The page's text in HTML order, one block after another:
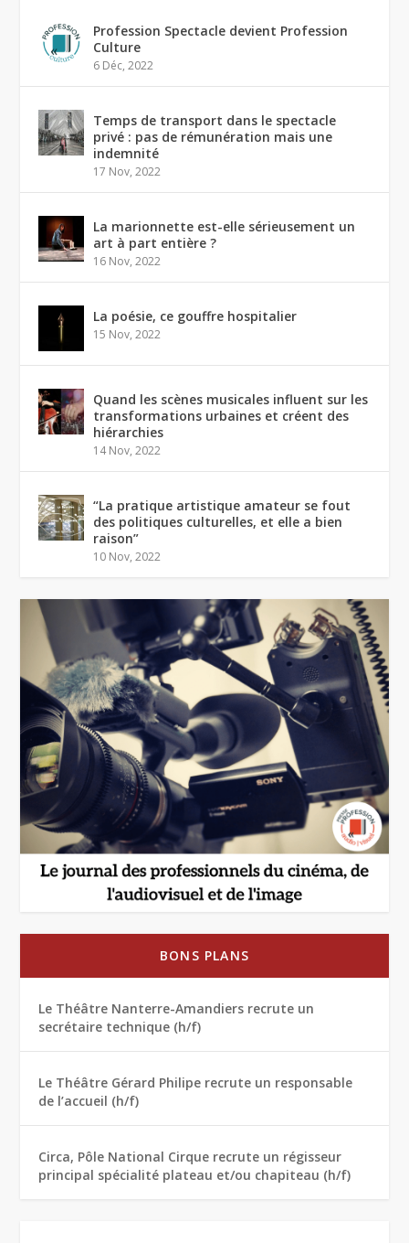
Profession Spectacle devient Profession
Culture
6 Déc, 2022
Temps de transport dans le spectacle
privé : pas de rémunération mais une
indemnité
17 Nov, 2022
La marionnette est-elle sérieusement un
art à part entière ?
16 Nov, 2022
La poésie, ce gouffre hospitalier
15 Nov, 2022
Quand les scènes musicales influent sur les
transformations urbaines et créent des
hiérarchies
14 Nov, 2022
“La pratique artistique amateur se fout
des politiques culturelles, et elle a bien
raison”
10 Nov, 2022
BONS PLANS
Le Théâtre Nanterre-Amandiers recrute un
secrétaire technique (h/f)
Le Théâtre Gérard Philipe recrute un responsable
de l’accueil (h/f)
Circa, Pôle National Cirque recrute un régisseur
principal spécialité plateau et/ou chapiteau (h/f)